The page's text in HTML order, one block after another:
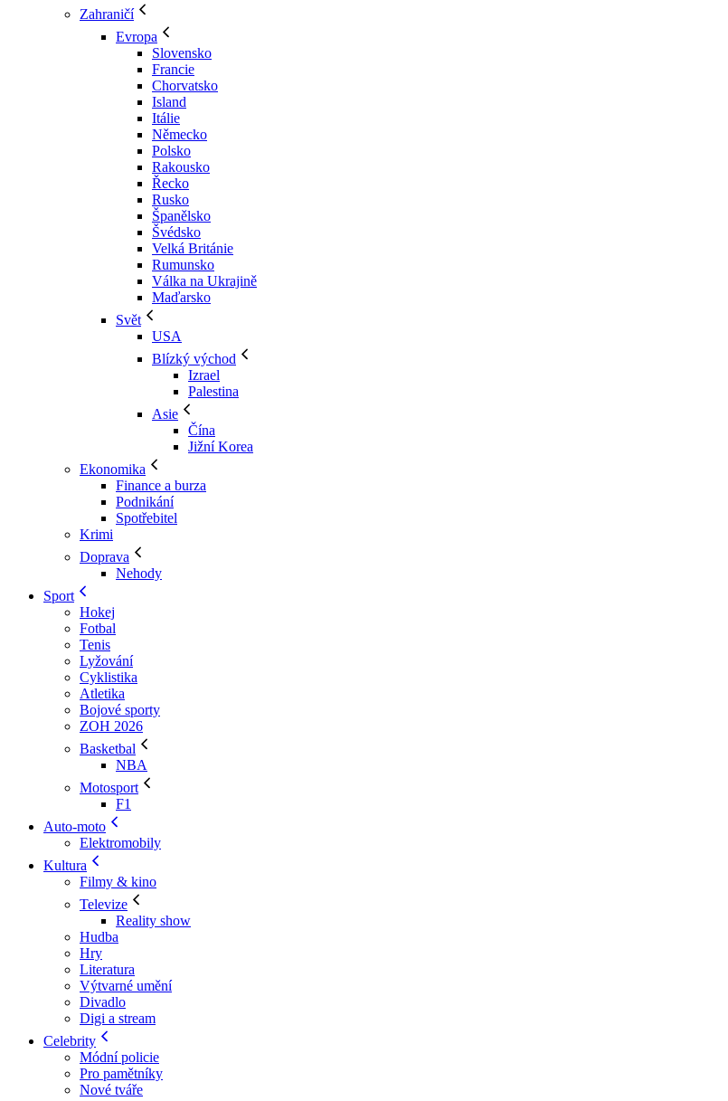
Zahraničí
Evropa
Slovensko
Francie
Chorvatsko
Island
Itálie
Německo
Polsko
Rakousko
Řecko
Rusko
Španělsko
Švédsko
Velká Británie
Rumunsko
Válka na Ukrajině
Maďarsko
Svět
USA
Blízký východ
Izrael
Palestina
Asie
Čína
Jižní Korea
Ekonomika
Finance a burza
Podnikání
Spotřebitel
Krimi
Doprava
Nehody
Sport
Hokej
Fotbal
Tenis
Lyžování
Cyklistika
Atletika
Bojové sporty
ZOH 2026
Basketbal
NBA
Motosport
F1
Auto-moto
Elektromobily
Kultura
Filmy & kino
Televize
Reality show
Hudba
Hry
Literatura
Výtvarné umění
Divadlo
Digi a stream
Celebrity
Módní policie
Pro pamětníky
Nové tváře